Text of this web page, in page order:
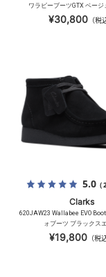
ワラビーブーツGTX ベージ
¥30,800（税
5.0（
Clarks
620JAW23 Wallabee EVO
ォブーツ ブラックス
¥19,800（税込